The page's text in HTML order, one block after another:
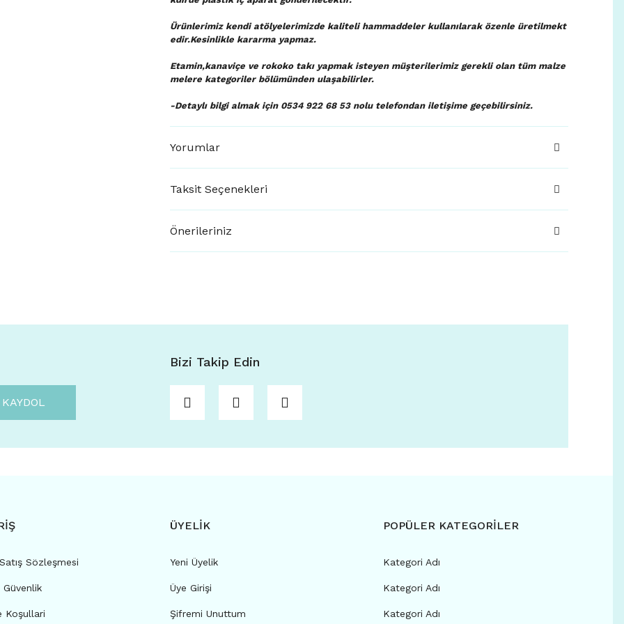
Ürünlerimiz kendi atölyelerimizde kaliteli hammaddeler kullanılarak özenle üretilmekt
edir.Kesinlikle kararma yapmaz.
Etamin,kanaviçe ve rokoko takı yapmak isteyen müşterilerimiz gerekli olan tüm malze
melere kategoriler bölümünden ulaşabilirler.
-Detaylı bilgi almak için 0534 922 68 53 nolu telefondan iletişime geçebilirsiniz.
Yorumlar
Taksit Seçenekleri
Önerileriniz
KAYDOL
Bizi Takip Edin
Sözleşmesi
Koşullari
ÜYELİK
Yeni Üyelik
Üye Girişi
Şifremi Unuttum
POPÜLER KATEGORİLER
Kategori Adı
Kategori Adı
Kategori Adı